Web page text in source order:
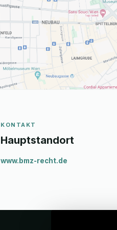
KONTAKT
Hauptstandort
www.bmz-recht.de